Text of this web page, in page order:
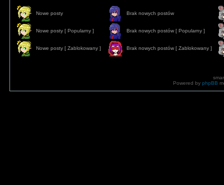
Nowe posty Brak nowych postów
Nowe posty [ Popularny ] Brak nowych postów [ Popularny ]
Nowe posty [ Zablokowany ] Brak nowych postów [ Zablokowany ]
Powered by phpBB